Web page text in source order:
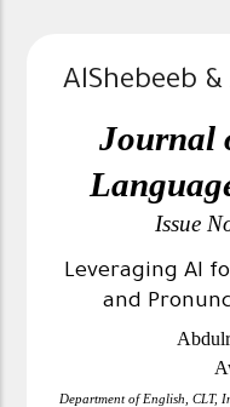
AlShebeeb
Journal
Issue
Leveraging AI
and
Department of English, CLT,